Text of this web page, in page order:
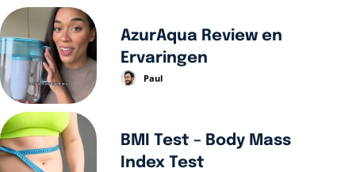
AzurAqua Review en
Ervaringen
Paul
BMI Test – Body Mass
Index Test